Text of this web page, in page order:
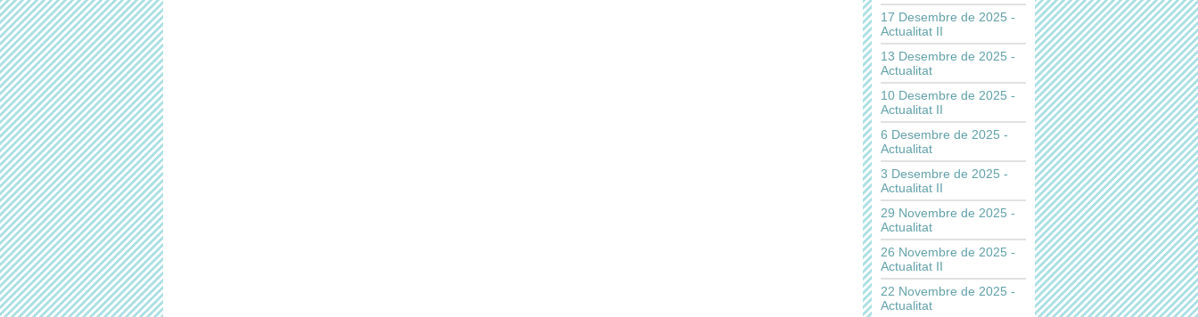
17 Desembre de 2025 -
Actualitat II
13 Desembre de 2025 -
Actualitat
10 Desembre de 2025 -
Actualitat II
6 Desembre de 2025 -
Actualitat
3 Desembre de 2025 -
Actualitat II
29 Novembre de 2025 -
Actualitat
26 Novembre de 2025 -
Actualitat II
22 Novembre de 2025 -
Actualitat